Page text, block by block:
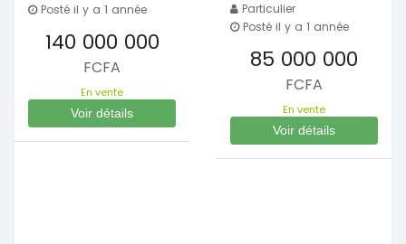
Posté il y a 1 année
140 000 000
FCFA
En vente
Voir détails
Particulier
Posté il y a 1 année
85 000 000
FCFA
En vente
Voir détails